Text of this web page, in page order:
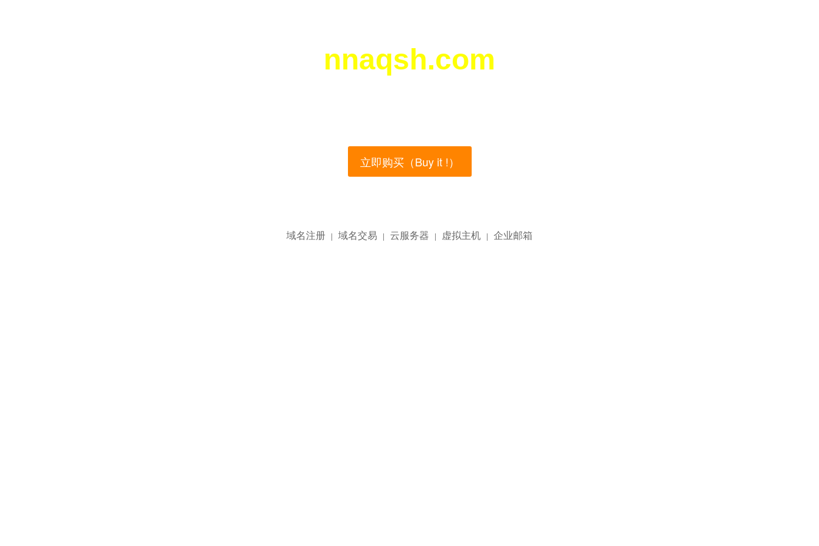
nnaqsh.com
立即购买（Buy it !）
域名注册 | 域名交易 | 云服务器 | 虚拟主机 | 企业邮箱